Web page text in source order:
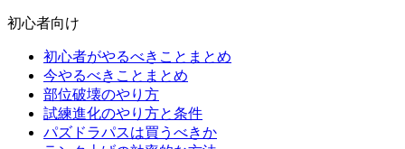
初心者向け
初心者がやるべきことまとめ
今やるべきことまとめ
部位破壊のやり方
試練進化のやり方と条件
パズドラパスは買うべきか